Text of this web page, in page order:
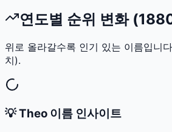
연도별 순위 변화
위로 올라갈수록 인기 있는 이름입니
치).
💡Theo 이름 인사이트